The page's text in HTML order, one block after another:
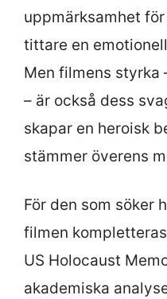
uppmärksamhet
tittare en
Men filmens styrka
– är också dess
skapar en heroisk
stämmer överens
För den som söker
filmen
US Holocaust
akademiska